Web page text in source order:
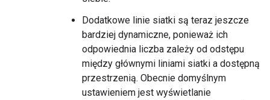
Dodatkowe linie siatki są teraz jeszcze
bardziej dynamiczne, ponieważ ich
odpowiednia liczba zależy od odstępu
między głównymi liniami siatki a dostępną
przestrzenią. Obecnie domyślnym
ustawieniem jest wyświetlanie